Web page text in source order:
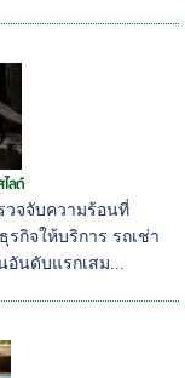
ลด์
วจจับความร้อนที่
กิจให้บริการ รถเช่า
อันดับแรกเสม...